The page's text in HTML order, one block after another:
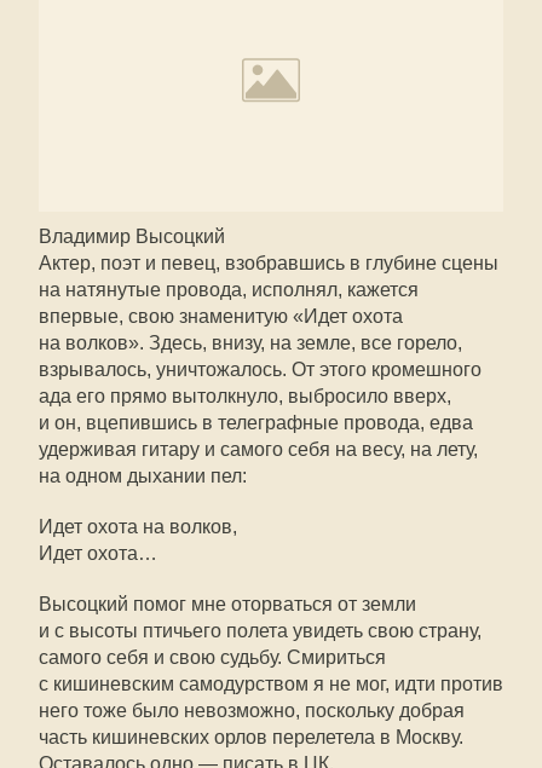
Владимир Высоцкий
Актер, поэт и певец, взобравшись в глубине сцены
на натянутые провода, исполнял, кажется
впервые, свою знаменитую «Идет охота
на волков». Здесь, внизу, на земле, все горело,
взрывалось, уничтожалось. От этого кромешного
ада его прямо вытолкнуло, выбросило вверх,
и он, вцепившись в телеграфные провода, едва
удерживая гитару и самого себя на весу, на лету,
на одном дыхании пел:
Идет охота на волков,
Идет охота…
Высоцкий помог мне оторваться от земли
и с высоты птичьего полета увидеть свою страну,
самого себя и свою судьбу. Смириться
с кишиневским самодурством я не мог, идти против
него тоже было невозможно, поскольку добрая
часть кишиневских орлов перелетела в Москву.
Оставалось одно — писать в ЦК.